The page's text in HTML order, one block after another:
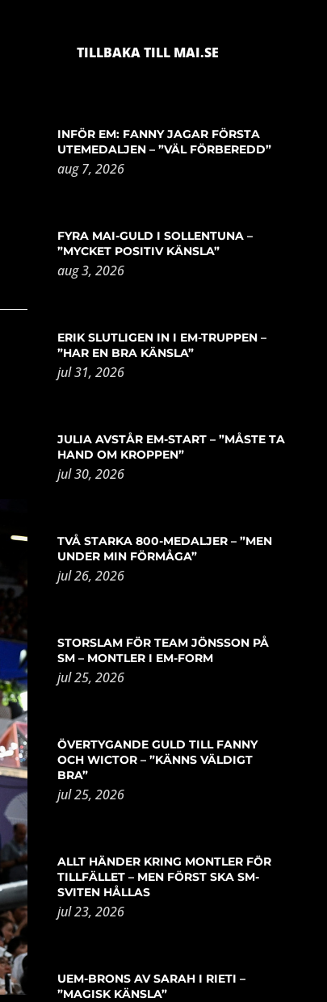
TILLBAKA TILL MAI.SE
INFÖR EM: FANNY JAGAR FÖRSTA
UTEMEDALJEN – ”VÄL FÖRBEREDD”
aug 7, 2026
FYRA MAI-GULD I SOLLENTUNA –
”MYCKET POSITIV KÄNSLA”
aug 3, 2026
ERIK SLUTLIGEN IN I EM-TRUPPEN –
”HAR EN BRA KÄNSLA”
jul 31, 2026
JULIA AVSTÅR EM-START – ”MÅSTE TA
HAND OM KROPPEN”
jul 30, 2026
TVÅ STARKA 800-MEDALJER – ”MEN
UNDER MIN FÖRMÅGA”
jul 26, 2026
STORSLAM FÖR TEAM JÖNSSON PÅ
SM – MONTLER I EM-FORM
jul 25, 2026
ÖVERTYGANDE GULD TILL FANNY
OCH WICTOR – ”KÄNNS VÄLDIGT
BRA”
jul 25, 2026
ALLT HÄNDER KRING MONTLER FÖR
TILLFÄLLET – MEN FÖRST SKA SM-
SVITEN HÅLLAS
jul 23, 2026
UEM-BRONS AV SARAH I RIETI –
”MAGISK KÄNSLA”